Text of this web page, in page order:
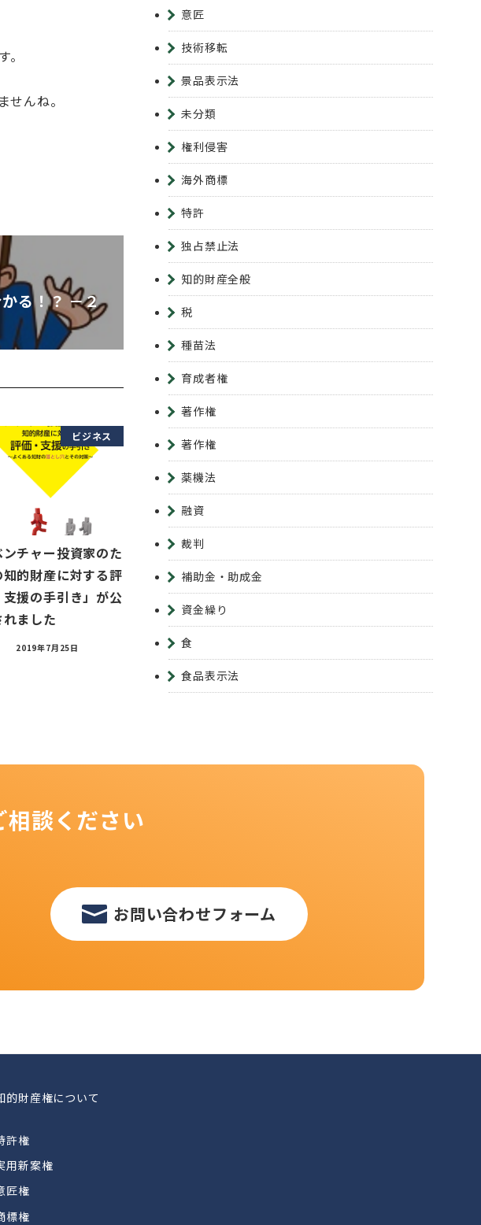
んね。
る！？ －２
ビジネス
ンチャー投資家のた
知的財産に対する評
援の手引き」が公
ました
2019年7月25日
意匠
技術移転
景品表示法
未分類
権利侵害
海外商標
特許
独占禁止法
知的財産全般
税
種苗法
育成者権
著作権
著作権
薬機法
融資
裁判
補助金・助成金
資金繰り
食
食品表示法
談ください
お問い合わせフォーム
的財産権について
許権
用新案権
匠権
標権